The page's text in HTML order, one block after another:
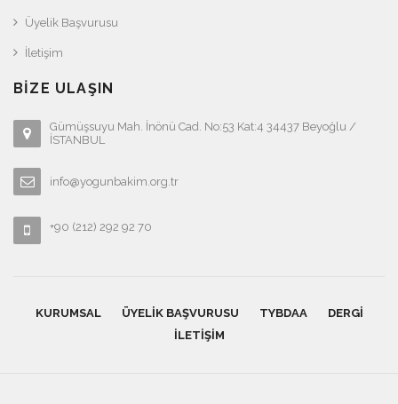
Üyelik Başvurusu
İletişim
BIZE ULAŞIN
Gümüşsuyu Mah. İnönü Cad. No:53 Kat:4 34437 Beyoğlu /
İSTANBUL
info@yogunbakim.org.tr
+90 (212) 292 92 70
KURUMSAL ÜYELIK BAŞVURUSU TYBDAA
DERGI
İLETIŞIM